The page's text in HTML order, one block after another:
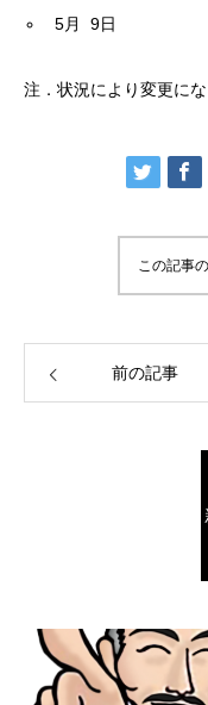
5月 9日
注．状況により変更に
この記事
前の記事